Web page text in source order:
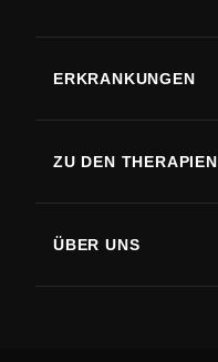
ERKRANKUNGEN
Parkinson-Krankheit
Arthritis
ZU DEN THERAPIEN
ÜBER UNS